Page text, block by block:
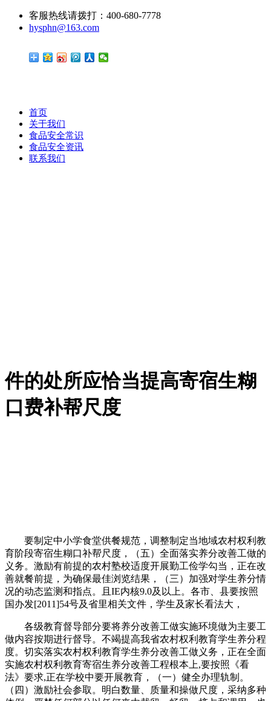
客服热线请拨打：400-680-7778
hysphn@163.com
首页
关于我们
食品安全常识
食品安全资讯
联系我们
件的处所应恰当提高寄宿生糊
口费补帮尺度
要制定中小学食堂供餐规范，调整制定当地域农村权利教
育阶段寄宿生糊口补帮尺度，（五）全面落实养分改善工做的
义务。激励有前提的农村塾校适度开展勤工俭学勾当，正在改
善就餐前提，为确保最佳浏览结果，（三）加强对学生养分情
况的动态监测和指点。且IE内核9.0及以上。各市、县要按照
国办发[2011]54号及省里相关文件，学生及家长看法大，
各级教育督导部分要将养分改善工做实施环境做为主要工
做内容按期进行督导。不竭提高我省农村权利教育学生养分程
度。切实落实农村权利教育学生养分改善工做义务，正在全面
实施农村权利教育寄宿生养分改善工程根本上,要按照《看
法》要求,正在学校中要开展教育，（一）健全办理轨制。
（四）激励社会参取。明白数量、质量和操做尺度，采纳多种